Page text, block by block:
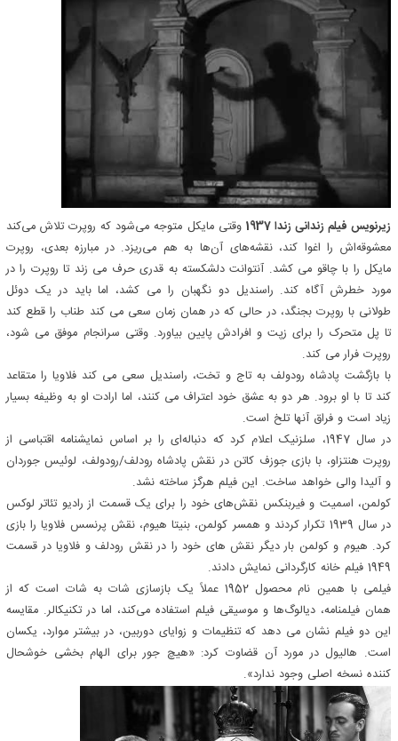
زیرنویس فیلم زندانی زندا 1937
وقتی مایکل متوجه می‌شود که روپرت تلاش می‌کند
معشوقه‌اش را اغوا کند، نقشه‌های آن‌ها به هم می‌ریزد. در مبارزه بعدی، روپرت
مایکل را با چاقو می کشد. آنتوانت دلشکسته به قدری حرف می زند تا روپرت را در
مورد خطرش آگاه کند. راسندیل دو نگهبان را می کشد، اما باید در یک دوئل
طولانی با روپرت بجنگد، در حالی که در همان زمان سعی می کند طناب را قطع کند
تا پل متحرک را برای زپت و افرادش پایین بیاورد. وقتی سرانجام موفق می شود،
روپرت فرار می کند.
با بازگشت پادشاه رودولف به تاج و تخت، راسندیل سعی می کند فلاویا را متقاعد
کند تا با او برود. هر دو به عشق خود اعتراف می کنند، اما ارادت او به وظیفه بسیار
زیاد است و فراق آنها تلخ است.
در سال 1947، سلزنیک اعلام کرد که دنباله‌ای را بر اساس نمایشنامه اقتباسی از
روپرت هنتزاو، با بازی جوزف کاتن در نقش پادشاه رودلف/رودولف، لوئیس جوردان
و آلیدا والی خواهد ساخت. این فیلم هرگز ساخته نشد.
کولمن، اسمیت و فیربنکس نقش‌های خود را برای یک قسمت از رادیو تئاتر لوکس
در سال 1939 تکرار کردند و همسر کولمن، بنیتا هیوم، نقش پرنسس فلاویا را بازی
کرد. هیوم و کولمن بار دیگر نقش های خود را در نقش رودلف و فلاویا در قسمت
1949 فیلم خانه کارگردانی نمایش دادند.
فیلمی با همین نام محصول 1952 عملاً یک بازسازی شات به شات است که از
همان فیلمنامه، دیالوگ‌ها و موسیقی فیلم استفاده می‌کند، اما در تکنیکالر. مقایسه
این دو فیلم نشان می دهد که تنظیمات و زوایای دوربین، در بیشتر موارد، یکسان
است. هالیول در مورد آن قضاوت کرد: «هیچ جور برای الهام بخشی خوشحال
کننده نسخه اصلی وجود ندارد».